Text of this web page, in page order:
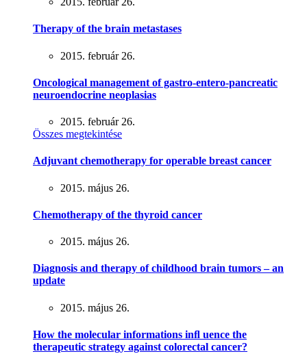
Therapy of the brain metastases
2015. február 26.
Oncological management of gastro-entero-pancreatic
neuroendocrine neoplasias
2015. február 26.
Összes megtekintése
Adjuvant chemotherapy for operable breast cancer
2015. május 26.
Chemotherapy of the thyroid cancer
2015. május 26.
Diagnosis and therapy of childhood brain tumors – an
update
2015. május 26.
How the molecular informations inﬂ uence the
therapeutic strategy against colorectal cancer?